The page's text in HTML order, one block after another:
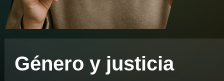
Género y justicia